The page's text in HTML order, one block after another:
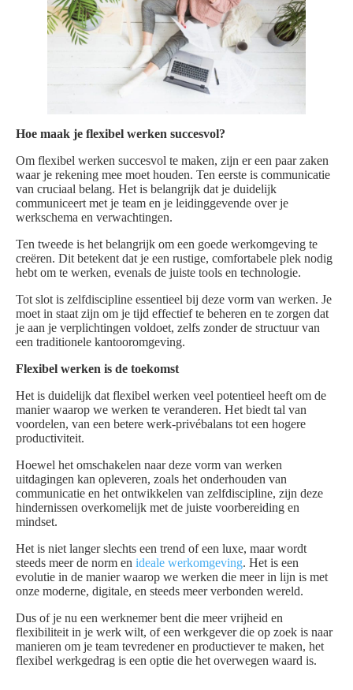
Hoe maak je flexibel werken succesvol?
Om flexibel werken succesvol te maken, zijn er een paar zaken
waar je rekening mee moet houden. Ten eerste is communicatie
van cruciaal belang. Het is belangrijk dat je duidelijk
communiceert met je team en je leidinggevende over je
werkschema en verwachtingen.
Ten tweede is het belangrijk om een goede werkomgeving te
creëren. Dit betekent dat je een rustige, comfortabele plek nodig
hebt om te werken, evenals de juiste tools en technologie.
Tot slot is zelfdiscipline essentieel bij deze vorm van werken. Je
moet in staat zijn om je tijd effectief te beheren en te zorgen dat
je aan je verplichtingen voldoet, zelfs zonder de structuur van
een traditionele kantooromgeving.
Flexibel werken is de toekomst
Het is duidelijk dat flexibel werken veel potentieel heeft om de
manier waarop we werken te veranderen. Het biedt tal van
voordelen, van een betere werk-privébalans tot een hogere
productiviteit.
Hoewel het omschakelen naar deze vorm van werken
uitdagingen kan opleveren, zoals het onderhouden van
communicatie en het ontwikkelen van zelfdiscipline, zijn deze
hindernissen overkomelijk met de juiste voorbereiding en
mindset.
Het is niet langer slechts een trend of een luxe, maar wordt
steeds meer de norm en ideale werkomgeving. Het is een
evolutie in de manier waarop we werken die meer in lijn is met
onze moderne, digitale, en steeds meer verbonden wereld.
Dus of je nu een werknemer bent die meer vrijheid en
flexibiliteit in je werk wilt, of een werkgever die op zoek is naar
manieren om je team tevredener en productiever te maken, het
flexibel werkgedrag is een optie die het overwegen waard is.